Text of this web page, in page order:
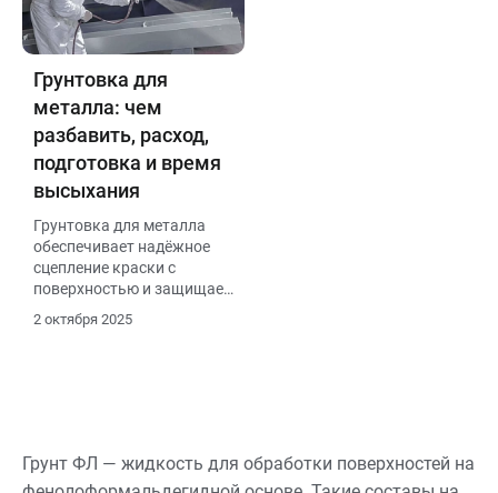
Грунтовка для
металла: чем
разбавить, расход,
подготовка и время
высыхания
Грунтовка для металла
обеспечивает надёжное
сцепление краски с
поверхностью и защищает
от коррозии. Перед
нанесением металл
спиритом, сольвентом или
ксилолом (в зависимости
2 октября 2025
Грунт ФЛ — жидкость для обработки поверхностей на